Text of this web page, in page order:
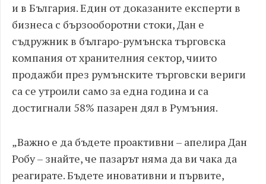
и в България. Един от доказаните експерти в
бизнеса с бързооборотни стоки, Дан е
съдружник в българо-румънска търговска
компания от хранителния сектор, чиито
продажби през румънските търговски вериги
са се утроили само за една година и са
достигнали 58% пазарен дял в Румъния.
„Важно е да бъдете проактивни – апелира Дан
Робу – знайте, че пазарът няма да ви чака да
реагирате. Бъдете иновативни и първите,